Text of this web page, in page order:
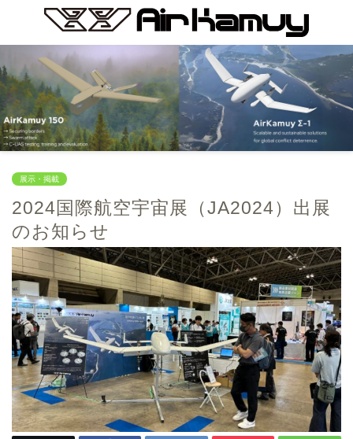
展示・掲載
2024国際航空宇宙展（JA2024）出展
のお知らせ